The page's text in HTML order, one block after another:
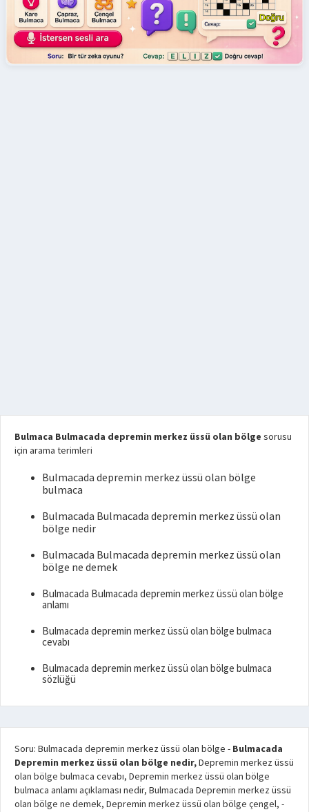
Bulmaca Bulmacada depremin merkez üssü olan bölge sorusu
için arama terimleri
Bulmacada depremin merkez üssü olan bölge
bulmaca
Bulmacada Bulmacada depremin merkez üssü olan
bölge nedir
Bulmacada Bulmacada depremin merkez üssü olan
bölge ne demek
Bulmacada Bulmacada depremin merkez üssü olan bölge
anlamı
Bulmacada depremin merkez üssü olan bölge bulmaca
cevabı
Bulmacada depremin merkez üssü olan bölge bulmaca
sözlüğü
Soru: Bulmacada depremin merkez üssü olan bölge - Bulmacada
Depremin merkez üssü olan bölge nedir,Depremin merkez üssü
olan bölge bulmaca cevabı, Depremin merkez üssü olan bölge
bulmaca anlamı açıklaması nedir, Bulmacada Depremin merkez üssü
olan bölge ne demek, Depremin merkez üssü olan bölge çengel, -